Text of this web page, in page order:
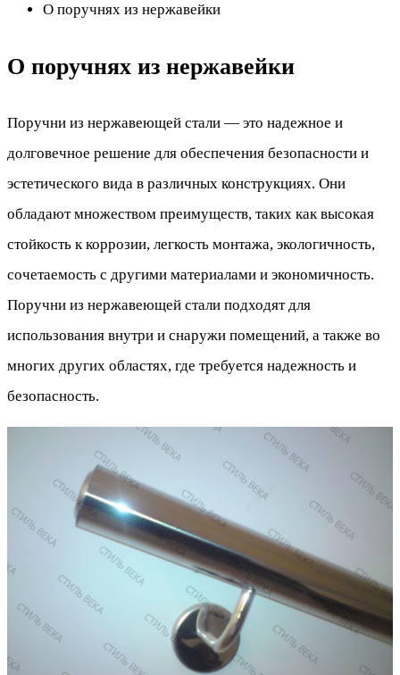
О поручнях из нержавейки
О поручнях из нержавейки
Поручни из нержавеющей стали — это надежное и
долговечное решение для обеспечения безопасности и
эстетического вида в различных конструкциях. Они
обладают множеством преимуществ, таких как высокая
стойкость к коррозии, легкость монтажа, экологичность,
сочетаемость с другими материалами и экономичность.
Поручни из нержавеющей стали подходят для
использования внутри и снаружи помещений, а также во
многих других областях, где требуется надежность и
безопасность.